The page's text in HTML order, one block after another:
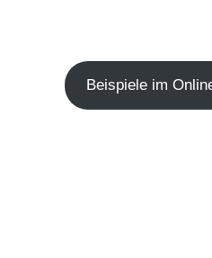
Beispiele im